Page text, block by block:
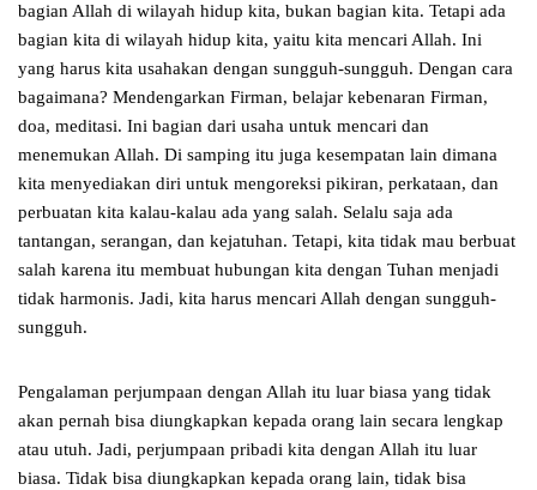
bagian Allah di wilayah hidup kita, bukan bagian kita. Tetapi ada
bagian kita di wilayah hidup kita, yaitu kita mencari Allah. Ini
yang harus kita usahakan dengan sungguh-sungguh. Dengan cara
bagaimana? Mendengarkan Firman, belajar kebenaran Firman,
doa, meditasi. Ini bagian dari usaha untuk mencari dan
menemukan Allah. Di samping itu juga kesempatan lain dimana
kita menyediakan diri untuk mengoreksi pikiran, perkataan, dan
perbuatan kita kalau-kalau ada yang salah. Selalu saja ada
tantangan, serangan, dan kejatuhan. Tetapi, kita tidak mau berbuat
salah karena itu membuat hubungan kita dengan Tuhan menjadi
tidak harmonis. Jadi, kita harus mencari Allah dengan sungguh-
sungguh.
Pengalaman perjumpaan dengan Allah itu luar biasa yang tidak
akan pernah bisa diungkapkan kepada orang lain secara lengkap
atau utuh. Jadi, perjumpaan pribadi kita dengan Allah itu luar
biasa. Tidak bisa diungkapkan kepada orang lain, tidak bisa